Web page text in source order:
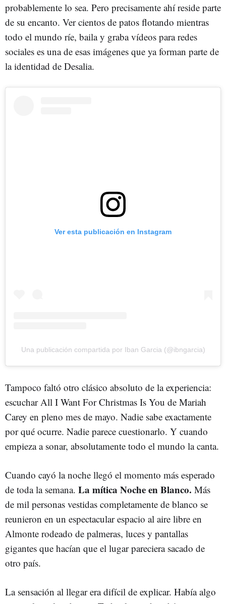
probablemente lo sea. Pero precisamente ahí reside parte
de su encanto. Ver cientos de patos flotando mientras
todo el mundo ríe, baila y graba vídeos para redes
sociales es una de esas imágenes que ya forman parte de
la identidad de Desalia.
Ver esta publicación en Instagram
Una publicación compartida por Iban Garcia (@ibngarcia)
Tampoco faltó otro clásico absoluto de la experiencia:
escuchar All I Want For Christmas Is You de Mariah
Carey en pleno mes de mayo. Nadie sabe exactamente
por qué ocurre. Nadie parece cuestionarlo. Y cuando
empieza a sonar, absolutamente todo el mundo la canta.
Cuando cayó la noche llegó el momento más esperado
de toda la semana. La mítica Noche en Blanco. Más
de mil personas vestidas completamente de blanco se
reunieron en un espectacular espacio al aire libre en
Almonte rodeado de palmeras, luces y pantallas
gigantes que hacían que el lugar pareciera sacado de
otro país.
La sensación al llegar era difícil de explicar. Había algo